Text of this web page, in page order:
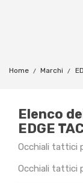
Home Marchi
Elenco
EDGE
Occhiali tattici
Occhiali tattici